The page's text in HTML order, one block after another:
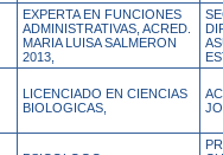
EXPERTA EN FUNCIONES
ADMINISTRATIVAS, ACRED.
MARIA LUISA SALMERON
2013,
LICENCIADO EN CIENCIAS
BIOLOGICAS,